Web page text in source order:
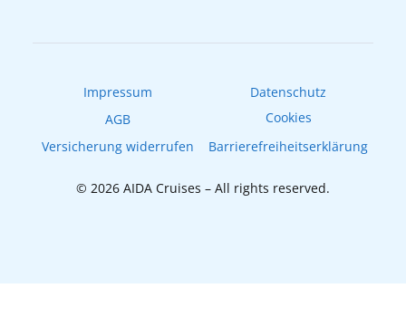
Impressum
Datenschutz
AGB
Cookies
Versicherung widerrufen
Barrierefreiheitserklärung
© 2026 AIDA Cruises – All rights reserved.